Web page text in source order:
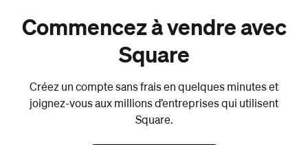
Commencez à vendre avec
Square
Créez un compte sans frais en quelques minutes et
joignez-vous aux millions d’entreprises qui utilisent
Square.